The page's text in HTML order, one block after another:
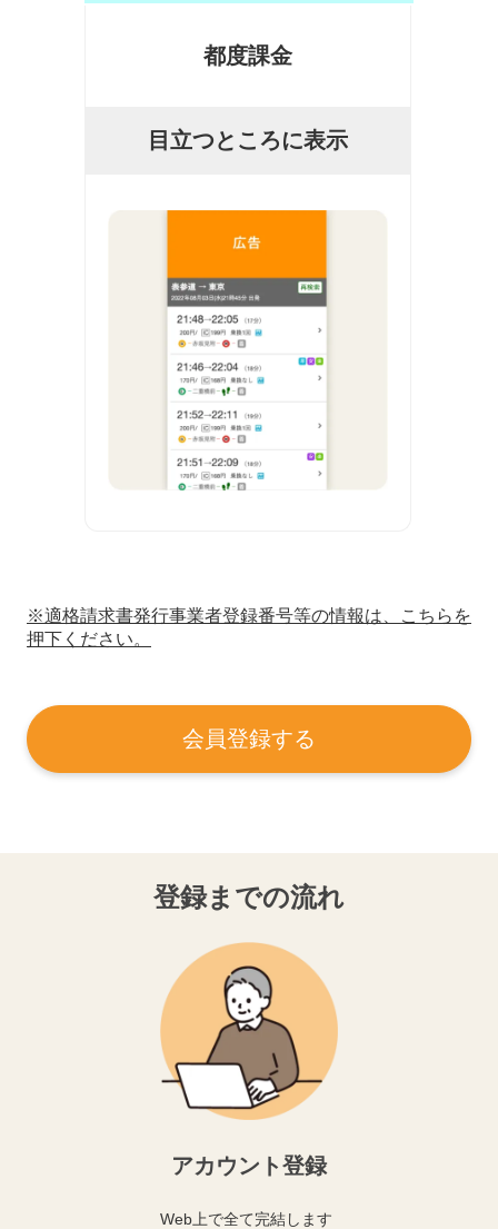
都度課金
目立つところに表示
※適格請求書発行事業者登録番号等の情報は、こちらを
押下ください。
会員登録する
登録までの流れ
アカウント登録
Web上で全て完結します